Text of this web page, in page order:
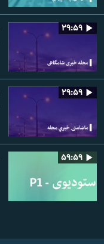
۲۹:۵۹
۲۹:۵۹
۵۹:۵۹